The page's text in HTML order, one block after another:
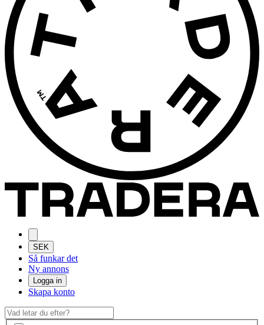
SEK
Så funkar det
Ny annons
Logga in
Skapa konto